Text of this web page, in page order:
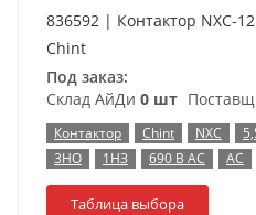
836592 | Контактор NXC-
Chint
Под заказ:
Склад АйДи 0 шт
Контактор Chint NXC
3НО
1НЗ 690 В AC AC
Таблица выбора